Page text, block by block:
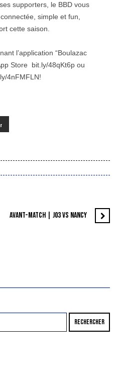
supporters, le BBD vous
simple et fun,
cette saison.
l’application “Boulazac
Store
bit.ly/48qKt6p ou
4nFMFLN!
AVANT-MATCH | J03 VS NANCY
RECHERCHER